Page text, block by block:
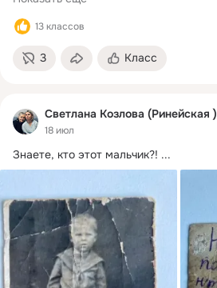
13 классов
3 Класс
Светлана Козлова (Ринейская )
18 июл
Знаете, кто этот мальчик?! ...